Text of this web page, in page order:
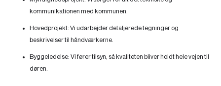
kommunikationen med kommunen.
Hovedprojekt: Vi udarbejder detaljerede tegninger og
beskrivelser til håndværkerne.
Byggeledelse: Vi fører tilsyn, så kvaliteten bliver holdt hele vejen til
døren.